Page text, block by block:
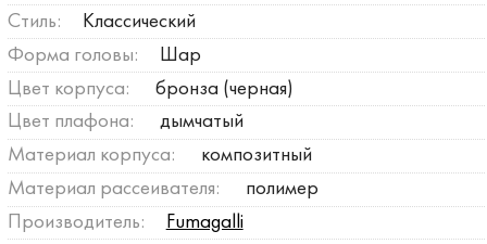
Стиль:
Классический
Форма головы:
Шар
Цвет корпуса:
бронза (черная)
Цвет плафона:
дымчатый
Материал корпуса:
композитный
Материал рассеивателя:
полимер
Производитель:
Fumagalli